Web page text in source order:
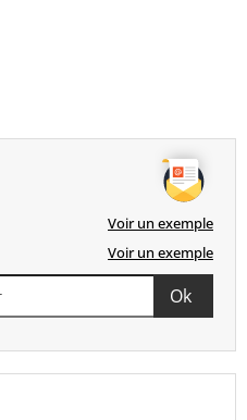
Voir un exemple
Voir un exemple